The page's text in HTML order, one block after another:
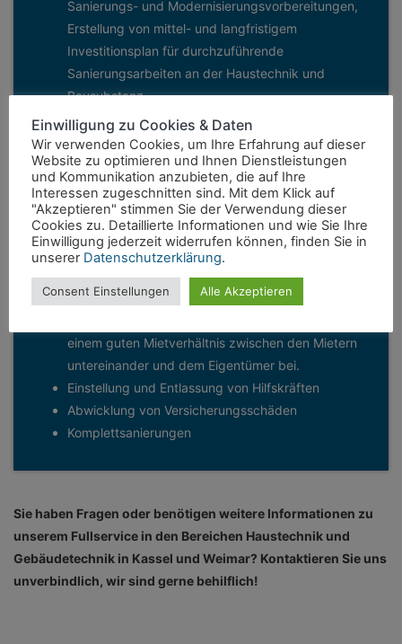
Sanierungs- und Modernisierungsvorbereitungen,
Erstellung von mittel- und langfristigem
Investitionsplan für durchzuführende
Sanierungsarbeiten an der Haustechnik und
Bausubstanz
Verwaltung und Prüfung von Wartungs- und
Serviceverträge (z.B.: Fahrstuhl, Rauchabzug)
Gewährleistungsverfolgung
Einholen von Angeboten
Angebotsprüfungen: Rechnerische und sachliche
Prüfung auf Übereinstimmung
Vergabe von Reparaturaufträgen: Klein- und
Großreparaturen im Rahmen der
Verwalterbefugnisse, eine kurze Reaktionszeit bei
einem guten Mietverhältnis zwischen den Mietern
untereinander und dem Eigentümer bei.
Einstellung und Entlassung von Hilfskräften
Abwicklung von Versicherungsschäden
Komplettsanierungen
Sie haben Fragen oder benötigen weitere Informationen zu
unserem Fullservice in den Bereichen Haustechnik und
Gebäudetechnik in Kassel und Weimar? Kontaktieren Sie uns
unverbindlich, wir sind gerne behilflich!
Einwilligung zu Cookies & Daten
Wir verwenden Cookies, um Ihre Erfahrung auf dieser
Website zu optimieren und Ihnen Dienstleistungen
und Kommunikation anzubieten, die auf Ihre
Interessen zugeschnitten sind. Mit dem Klick auf
"Akzeptieren" stimmen Sie der Verwendung dieser
Cookies zu. Detaillierte Informationen und wie Sie Ihre
Einwilligung jederzeit widerrufen können, finden Sie in
unserer Datenschutzerklärung.
Consent Einstellungen Alle Akzeptieren